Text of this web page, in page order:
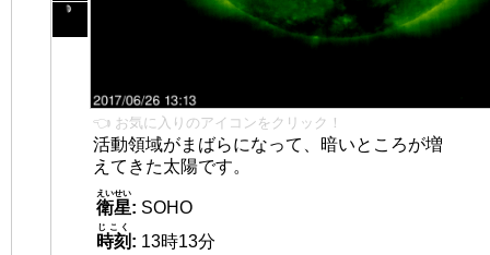
👈 お気に入りのアイコンをクリック！
活動領域がまばらになって、暗いところが増
えてきた太陽です。
衛星
えいせい
: SOHO
時刻
じこく
: 13時13分